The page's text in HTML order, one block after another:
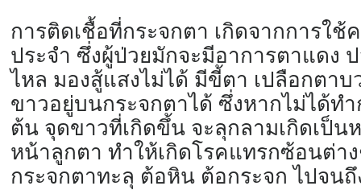
การติดเชื้อที่กระจกตา เกิดจากการใช้
ประจำ ซึ่งผู้ป่วยมักจะมีอาการตาแดง
ไหล มองสู้แสงไม่ได้ มีขี้ตา เปลือกตา
ขาวอยู่บนกระจกตาได้ ซึ่งหากไม่ได้ท
ต้น จุดขาวที่เกิดขึ้น จะลุกลามเกิดเป็น
หน้าลูกตา ทำให้เกิดโรคแทรกซ้อนต่า
กระจกตาทะลุ ต้อหิน ต้อกระจก ไปจน